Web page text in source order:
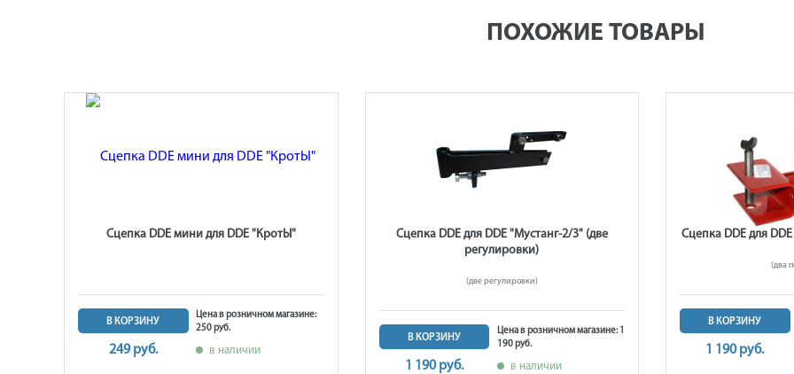
ПОХОЖИЕ ТОВАРЫ
Сцепка DDE мини для DDE "КротЫ"
В КОРЗИНУ
249 руб.
Цена в розничном магазине:
250 руб.
в наличии
Сцепка DDE для DDE "Мустанг-2/3" (две
регулировки)
(две регулировки)
В КОРЗИНУ
1 190 руб.
Цена в розничном магазине: 1
190 руб.
в наличии
Сцепка DDE для
(два
В КОРЗИНУ
1 190 руб.